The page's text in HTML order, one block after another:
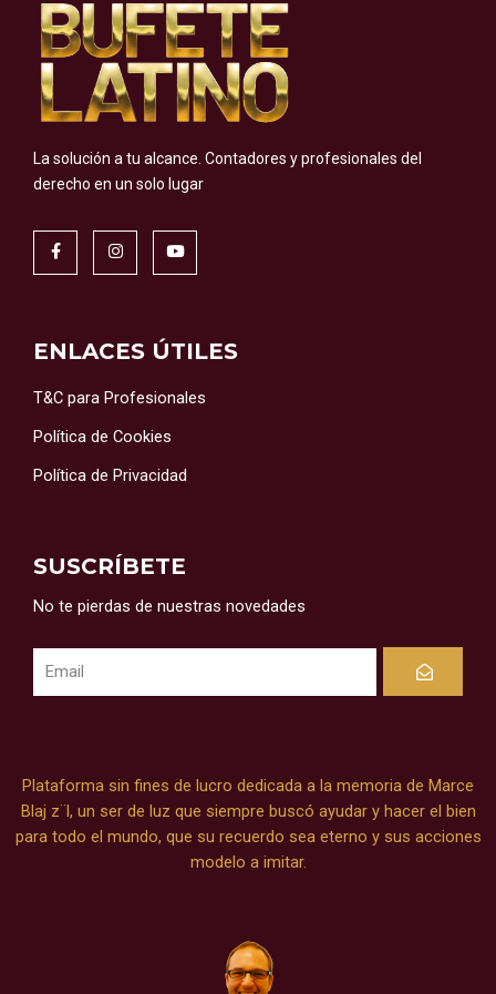
La solución a tu alcance. Contadores y profesionales del
derecho en un solo lugar
ENLACES ÚTILES
T&C para Profesionales
Política de Cookies
Política de Privacidad
SUSCRÍBETE
No te pierdas de nuestras novedades
Plataforma sin fines de lucro dedicada a la memoria de Marce
Blaj z¨l, un ser de luz que siempre buscó ayudar y hacer el bien
para todo el mundo, que su recuerdo sea eterno y sus acciones
modelo a imitar.